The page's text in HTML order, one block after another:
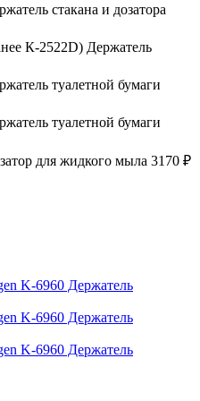
стакана и дозатора
К-2522D) Держатель
туалетной бумаги
туалетной бумаги
для жидкого мыла 3170 ₽